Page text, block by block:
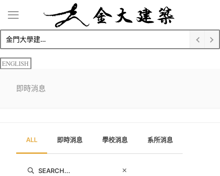
金門大學建築學系碩士生金榜題名 榮獲錄取博士班
ENGLISH
即時消息
ALL 即時消息 學校消息 系所消息